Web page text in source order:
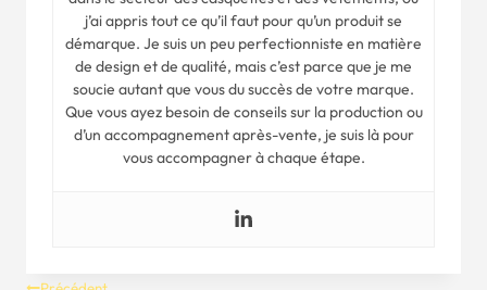
j’ai appris tout ce qu’il faut pour qu’un produit se
démarque. Je suis un peu perfectionniste en matière
de design et de qualité, mais c’est parce que je me
soucie autant que vous du succès de votre marque.
Que vous ayez besoin de conseils sur la production ou
d’un accompagnement après-vente, je suis là pour
vous accompagner à chaque étape.